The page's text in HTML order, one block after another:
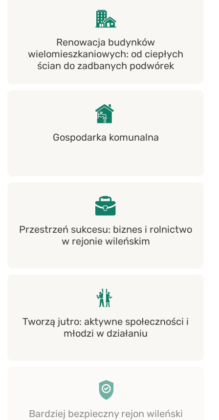
Renowacja budynków
wielomieszkaniowych: od ciepłych
ścian do zadbanych podwórek
Gospodarka komunalna
Przestrzeń sukcesu: biznes i rolnictwo
w rejonie wileńskim
Tworzą jutro: aktywne społeczności i
młodzi w działaniu
Bardziej bezpieczny rejon wileński